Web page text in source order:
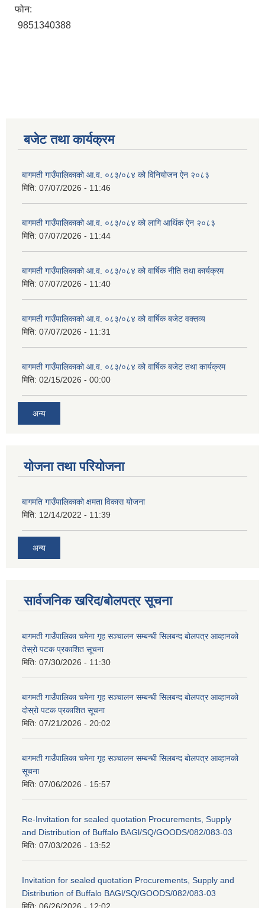
फोन:
9851340388
बजेट तथा कार्यक्रम
बागमती गाउँपालिकाको आ.व. ०८३/०८४ को विनियोजन ऐन २०८३
मिति: 07/07/2026 - 11:46
बागमती गाउँपालिकाको आ.व. ०८३/०८४ को लागि आर्थिक ऐन २०८३
मिति: 07/07/2026 - 11:44
बागमती गाउँपालिकाको आ.व. ०८३/०८४ को वार्षिक नीति तथा कार्यक्रम
मिति: 07/07/2026 - 11:40
बागमती गाउँपालिकाको आ.व. ०८३/०८४ को वार्षिक बजेट वक्तव्य
मिति: 07/07/2026 - 11:31
बागमती गाउँपालिकाको आ.व. ०८३/०८४ को वार्षिक बजेट तथा कार्यक्रम
मिति: 02/15/2026 - 00:00
अन्य
योजना तथा परियोजना
बागमति गाउँपालिकाको क्षमता विकास योजना
मिति: 12/14/2022 - 11:39
अन्य
सार्वजनिक खरिद/बोलपत्र सूचना
बागमती गाउँपालिका चमेना गृह सञ्चालन सम्बन्धी सिलबन्द बोलपत्र आव्हानको
तेस्रो पटक प्रकाशित सूचना
मिति: 07/30/2026 - 11:30
बागमती गाउँपालिका चमेना गृह सञ्चालन सम्बन्धी सिलबन्द बोलपत्र आव्हानको
दोस्रो पटक प्रकाशित सूचना
मिति: 07/21/2026 - 20:02
बागमती गाउँपालिका चमेना गृह सञ्चालन सम्बन्धी सिलबन्द बोलपत्र आव्हानको
सूचना
मिति: 07/06/2026 - 15:57
Re-Invitation for sealed quotation Procurements, Supply
and Distribution of Buffalo BAGl/SQ/GOODS/082/083-03
मिति: 07/03/2026 - 13:52
Invitation for sealed quotation Procurements, Supply and
Distribution of Buffalo BAGl/SQ/GOODS/082/083-03